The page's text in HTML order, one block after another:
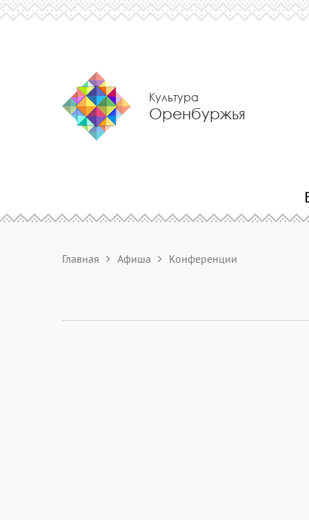
Культура
Оренбуржья
Главная Афиша Конференции